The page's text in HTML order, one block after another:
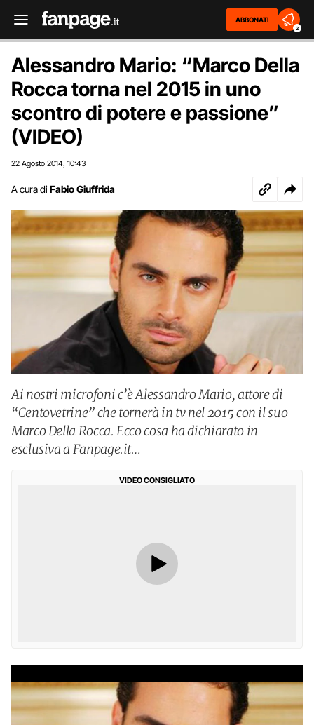
ABBONATI
2
Alessandro Mario: “Marco Della
Rocca torna nel 2015 in uno
scontro di potere e passione”
(VIDEO)
22 Agosto 2014 10:43
A cura di Fabio Giuffrida
Ai nostri microfoni c’è Alessandro Mario, attore di
“Centovetrine” che tornerà in tv nel 2015 con il suo
Marco Della Rocca. Ecco cosa ha dichiarato in
esclusiva a Fanpage.it…
VIDEO CONSIGLIATO